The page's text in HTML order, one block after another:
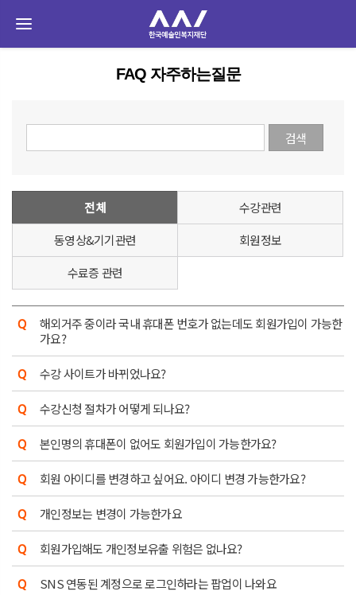
FAQ 자주하는질문
전체
수강관련
동영상&기기관련
회원정보
수료증 관련
해외거주 중이라 국내 휴대폰 번호가 없는데도 회원가입이 가능한
가요?
수강 사이트가 바뀌었나요?
수강신청 절차가 어떻게 되나요?
본인명의 휴대폰이 없어도 회원가입이 가능한가요?
회원 아이디를 변경하고 싶어요. 아이디 변경 가능한가요?
개인정보는 변경이 가능한가요
회원가입해도 개인정보유출 위험은 없나요?
SNS 연동된 계정으로 로그인하라는 팝업이 나와요